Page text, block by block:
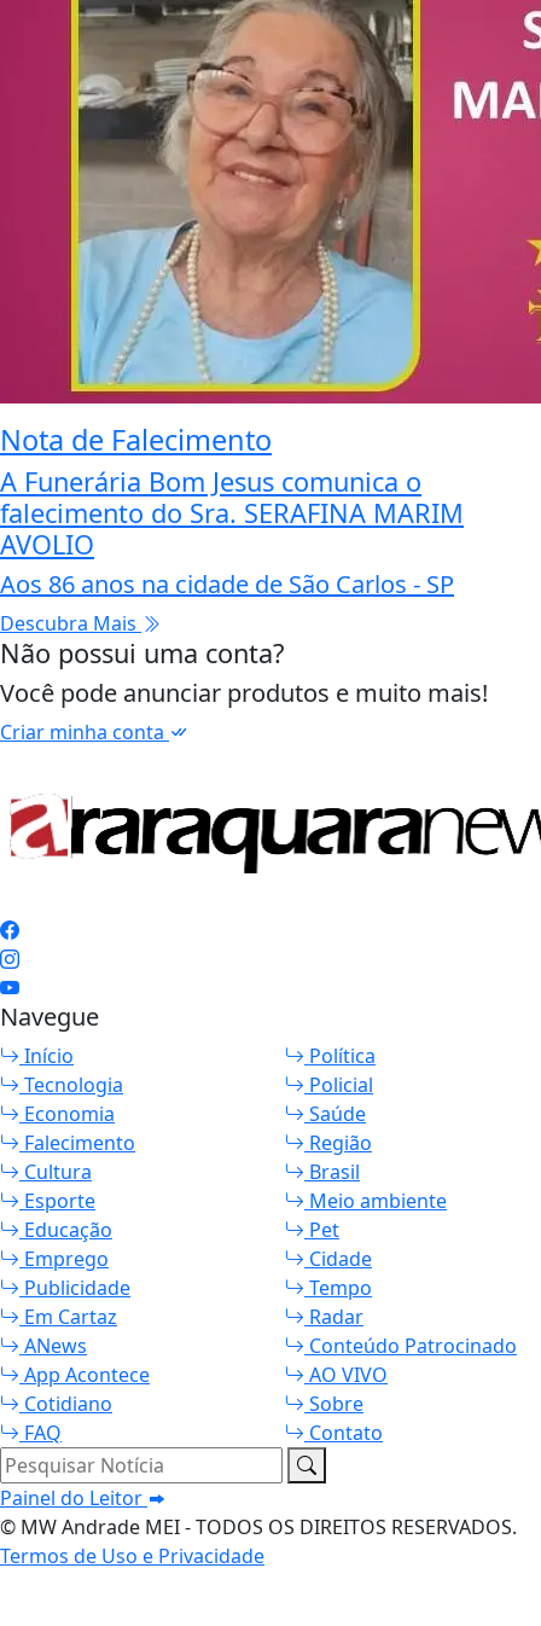
Nota de Falecimento
A Funerária Bom Jesus comunica o
falecimento do Sra. SERAFINA MARIM
AVOLIO
Aos 86 anos na cidade de São Carlos - SP
Descubra Mais
Não possui uma conta?
Você pode anunciar produtos e muito mais!
Criar minha conta
Navegue
Início
Política
Tecnologia
Policial
Economia
Saúde
Falecimento
Região
Cultura
Brasil
Esporte
Meio ambiente
Educação
Pet
Emprego
Cidade
Publicidade
Tempo
Em Cartaz
Radar
ANews
Conteúdo Patrocinado
App Acontece
AO VIVO
Cotidiano
Sobre
FAQ
Contato
Pesquisar Notícia
Painel do Leitor
© MW Andrade MEI - TODOS OS DIREITOS RESERVADOS.
Termos de Uso e Privacidade